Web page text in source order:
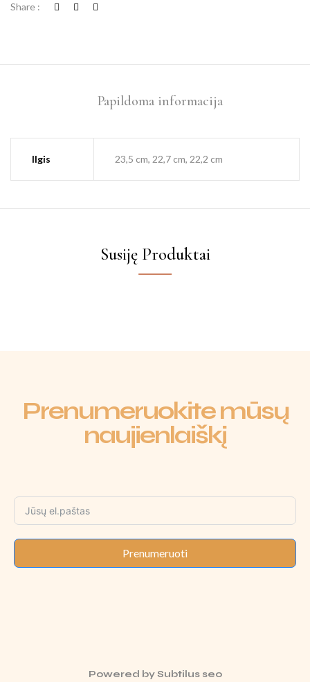
Share :
Papildoma informacija
Ilgis 23,5 cm, 22,7 cm, 22,2 cm
Susiję Produktai
Prenumeruokite mūsų
naujienlaiškį
Prenumeruoti
Powered bySubtilus seo